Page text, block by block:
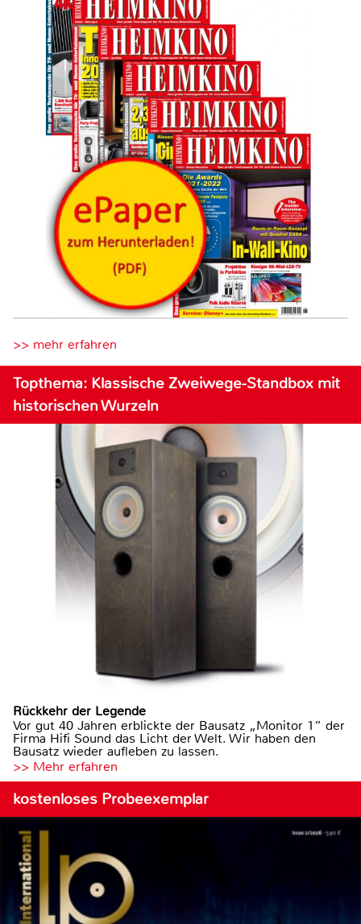
>> mehr erfahren
Topthema: Klassische Zweiwege-Standbox mit
historischen Wurzeln
Rückkehr der Legende
Vor gut 40 Jahren erblickte der Bausatz „Monitor 1“ der
Firma Hifi Sound das Licht der Welt. Wir haben den
Bausatz wieder aufleben zu lassen.
>> Mehr erfahren
kostenloses Probeexemplar